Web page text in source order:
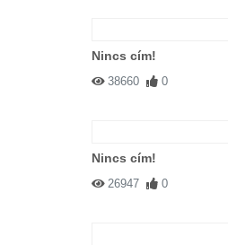
Nincs cím!
38660 0
Nincs cím!
26947 0